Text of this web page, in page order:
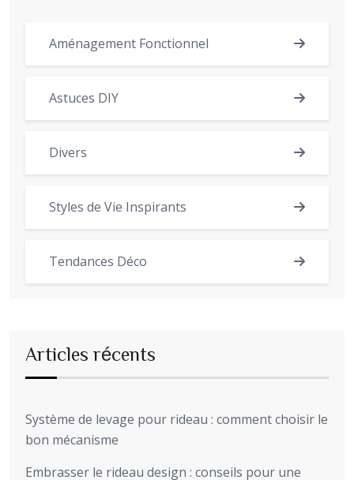
Aménagement Fonctionnel
Astuces DIY
Divers
Styles de Vie Inspirants
Tendances Déco
Articles récents
Système de levage pour rideau : comment choisir le
bon mécanisme
Embrasser le rideau design : conseils pour une